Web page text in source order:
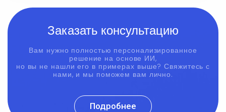
Заказать консультацию
Вам нужно полностью персонализированное
решение на основе ИИ,
но вы не нашли его в примерах выше? Свяжитесь с
нами, и мы поможем вам лично.
Подробнее